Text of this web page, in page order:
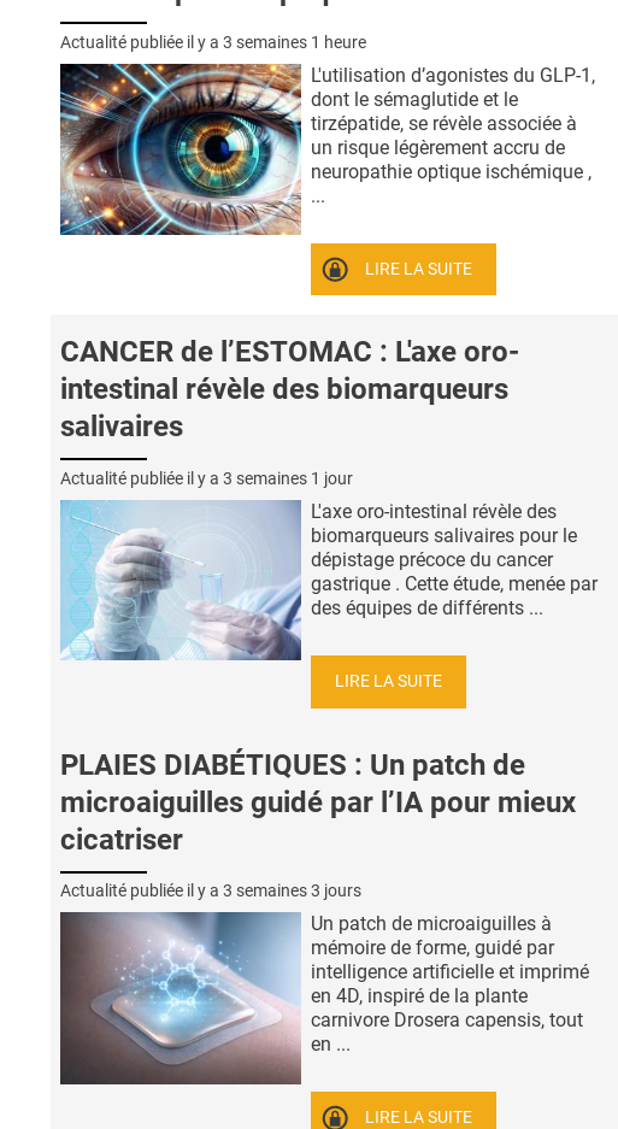
Actualité publiée il y a 3 semaines 1 heure
L'utilisation d’agonistes du GLP-1,
dont le sémaglutide et le
tirzépatide, se révèle associée à
un risque légèrement accru de
neuropathie optique ischémique ,
...
LIRE LA SUITE
CANCER de l’ESTOMAC : L'axe oro-
intestinal révèle des biomarqueurs
salivaires
Actualité publiée il y a 3 semaines 1 jour
L'axe oro-intestinal révèle des
biomarqueurs salivaires pour le
dépistage précoce du cancer
gastrique . Cette étude, menée par
des équipes de différents ...
LIRE LA SUITE
PLAIES DIABÉTIQUES : Un patch de
microaiguilles guidé par l’IA pour mieux
cicatriser
Actualité publiée il y a 3 semaines 3 jours
Un patch de microaiguilles à
mémoire de forme, guidé par
intelligence artificielle et imprimé
en 4D, inspiré de la plante
carnivore Drosera capensis, tout
en ...
LIRE LA SUITE